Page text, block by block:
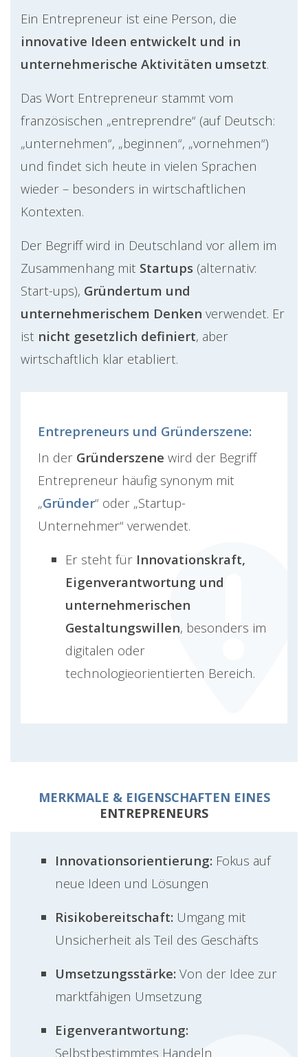
Ein Entrepreneur ist eine Person, die
innovative Ideen entwickelt und in
unternehmerische Aktivitäten umsetzt.
Das Wort Entrepreneur stammt vom
französischen „entreprendre“ (auf Deutsch:
„unternehmen“, „beginnen“, „vornehmen“)
und findet sich heute in vielen Sprachen
wieder – besonders in wirtschaftlichen
Kontexten.
Der Begriff wird in Deutschland vor allem im
Zusammenhang mit Startups (alternativ:
Start-ups), Gründertum und
unternehmerischem Denken verwendet. Er
ist nicht gesetzlich definiert, aber
wirtschaftlich klar etabliert.
Entrepreneurs und Gründerszene:
In der Gründerszene wird der Begriff
Entrepreneur häufig synonym mit
„Gründer“ oder „Startup-
Unternehmer“ verwendet.
Er steht für Innovationskraft,
Eigenverantwortung und
unternehmerischen
Gestaltungswillen, besonders im
digitalen oder
technologieorientierten Bereich.
MERKMALE & EIGENSCHAFTEN EINES
ENTREPRENEURS
Innovationsorientierung: Fokus auf
neue Ideen und Lösungen
Risikobereitschaft: Umgang mit
Unsicherheit als Teil des Geschäfts
Umsetzungsstärke: Von der Idee zur
marktfähigen Umsetzung
Eigenverantwortung:
Selbstbestimmtes Handeln